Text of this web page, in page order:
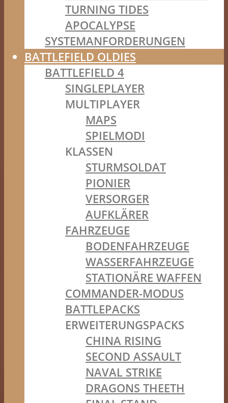
TURNING TIDES
APOCALYPSE
SYSTEMANFORDERUNGEN
BATTLEFIELD OLDIES
BATTLEFIELD 4
SINGLEPLAYER
MULTIPLAYER
MAPS
SPIELMODI
KLASSEN
STURMSOLDAT
PIONIER
VERSORGER
AUFKLÄRER
FAHRZEUGE
BODENFAHRZEUGE
WASSERFAHRZEUGE
STATIONÄRE WAFFEN
COMMANDER-MODUS
BATTLEPACKS
ERWEITERUNGSPACKS
CHINA RISING
SECOND ASSAULT
NAVAL STRIKE
DRAGONS THEETH